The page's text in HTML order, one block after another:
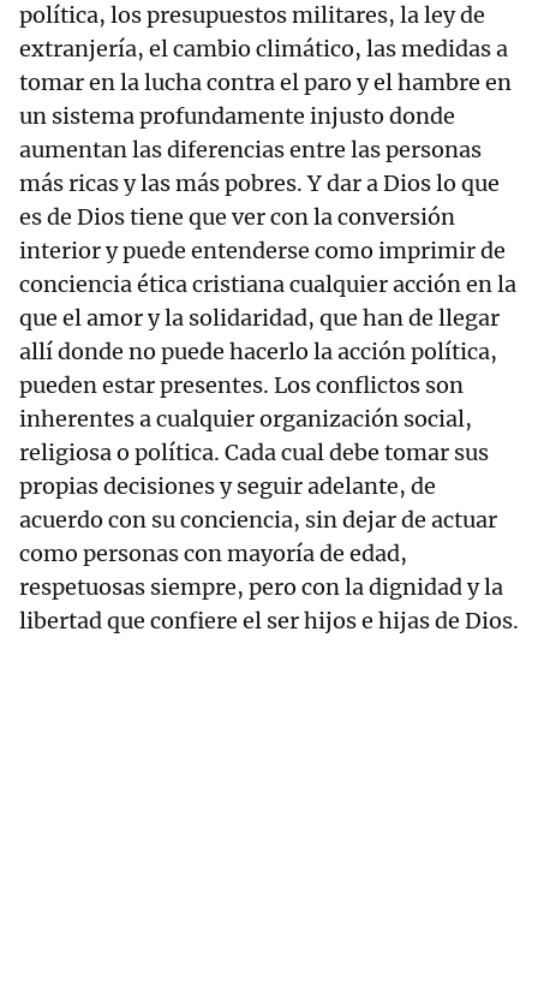
política, los presupuestos militares, la ley de
extranjería, el cambio climático, las medidas a
tomar en la lucha contra el paro y el hambre en
un sistema profundamente injusto donde
aumentan las diferencias entre las personas
más ricas y las más pobres. Y dar a Dios lo que
es de Dios tiene que ver con la conversión
interior y puede entenderse como imprimir de
conciencia ética cristiana cualquier acción en la
que el amor y la solidaridad, que han de llegar
allí donde no puede hacerlo la acción política,
pueden estar presentes. Los conflictos son
inherentes a cualquier organización social,
religiosa o política. Cada cual debe tomar sus
propias decisiones y seguir adelante, de
acuerdo con su conciencia, sin dejar de actuar
como personas con mayoría de edad,
respetuosas siempre, pero con la dignidad y la
libertad que confiere el ser hijos e hijas de Dios.